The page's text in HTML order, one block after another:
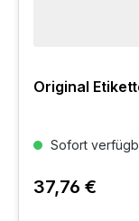
Original
Sofort
37,76 €